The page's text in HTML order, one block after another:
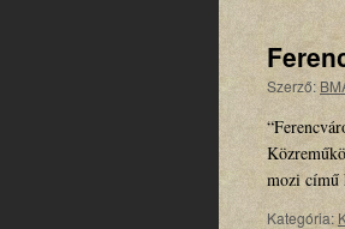
Szerző:
mozi című
Kategória: